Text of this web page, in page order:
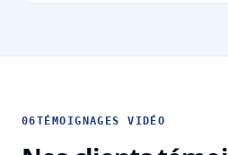
06TÉMOIGNAGES VIDÉO